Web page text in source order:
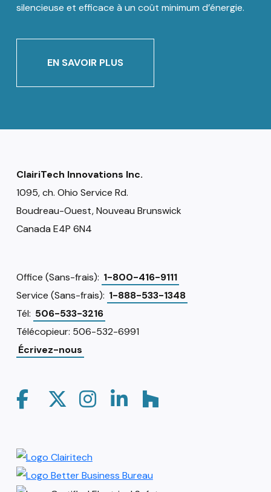
silencieuse et efficace à un coût minimum d’énergie.
EN SAVOIR PLUS
ClairiTech Innovations Inc.
1095, ch. Ohio Service Rd.
Boudreau-Ouest, Nouveau Brunswick
Canada E4P 6N4
Office (Sans-frais): 1-800-416-9111
Service (Sans-frais): 1-888-533-1348
Tél: 506-533-3216
Télécopieur: 506-532-6991
Écrivez-nous